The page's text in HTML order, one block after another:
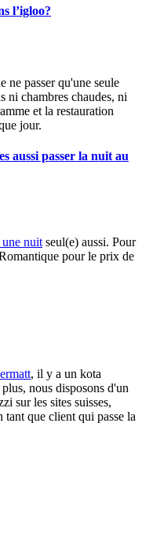
l’igloo?
ne passer qu'une seule
ni chambres chaudes, ni
et la restauration
jour.
aussi passer la nuit au
une nuitseul(e) aussi. Pour
pour le prix de
, il y a un kota
nous disposons d'un
sur les sites suisses,
que client qui passe la